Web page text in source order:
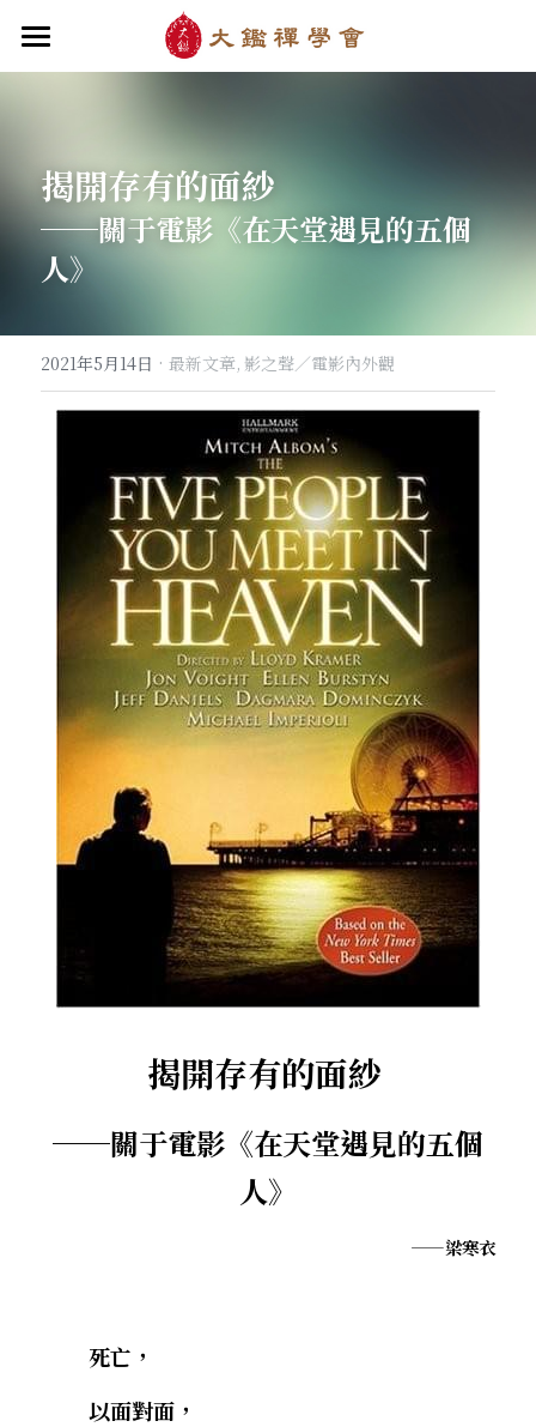
首頁
成立緣起與宗旨
關於大鑑禪堂
入會申請
大鑑導師
禪行者簡介
．兩座山之間
．華嚴初始
．雨季，兩個旅人
．花開最末
．杏葉詩
．閱讀與人生（上）——談閱讀對自我生
命的啟發
．閱讀與人生（下）——談閱讀對自我生
命的啟發
．挑戰自我的魅力
．黃昏之悸
．焚不滅的心
．死生流注
．刺桐心木
．中古世紀的殉道者
梁寒衣著作（書目/序/評論）
他方之眼（報導/評論/學術研究）
最新消息/課程
行向圓覺/課程・共修
華嚴智海/教觀、禪觀
宗門之眼/經藏之美
拄杖在手
拄杖在手/論文・演講・座談・開示
拄杖在手/隨身法藏
寒雪付衣/散文・詩歌・偈贊
薔薇與棘原/現代小說・寓言小說・佛化小說
影之聲/電影內外觀
道在一切/影音
光光交會/導介・轉載
線上聆聽
【道德經】
【勝鬘經】
行道瓔珞
感思與洄瀾
千眼書屋/書籍．作品
搜索
聯絡我們
揭開存有的面紗
──關于電影《在天堂遇見的五個
人》
2021年5月14日 · 最新文章, 影之聲／電影內外觀
揭開存有的面紗
──關于電影《在天堂遇見的五個
人》
——梁寒衣
        死亡，
以面對面，